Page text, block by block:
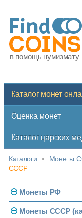
в помощь нумизмату
Каталог монет
Оценка монет
Каталог царских
Каталоги > Монеты
СССР
Монеты РФ
Современная
Монеты СССР